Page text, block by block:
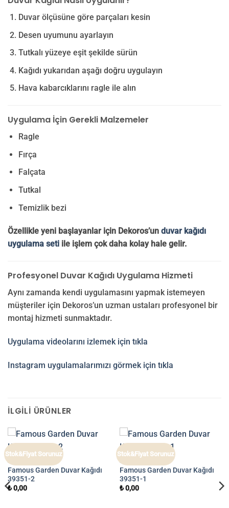
Duvar ölçüsüne göre parçaları kesin
Desen uyumunu ayarlayın
Tutkalı yüzeye eşit şekilde sürün
Kağıdı yukarıdan aşağı doğru uygulayın
Hava kabarcıklarını ragle ile alın
Uygulama İçin Gerekli Malzemeler
Ragle
Fırça
Falçata
Tutkal
Temizlik bezi
Özellikle yeni başlayanlar için Dekoros’un duvar kağıdı
uygulama seti ile işlem çok daha kolay hale gelir.
Profesyonel Duvar Kağıdı Uygulama Hizmeti
Aynı zamanda kendi uygulamasını yapmak istemeyen
müşteriler için Dekoros’un uzman ustaları profesyonel bir
montaj hizmeti sunmaktadır.
Uygulama videolarını izlemek için tıkla
Instagram uygulamalarımızı görmek için tıkla
İLGILI ÜRÜNLER
Stok&Fiyat Sorunuz
Famous Garden Duvar Kağıdı
39351-2
₺0,00
Stok&Fiyat Sorunuz
Famous Garden Duvar Kağıdı
39351-1
₺0,00